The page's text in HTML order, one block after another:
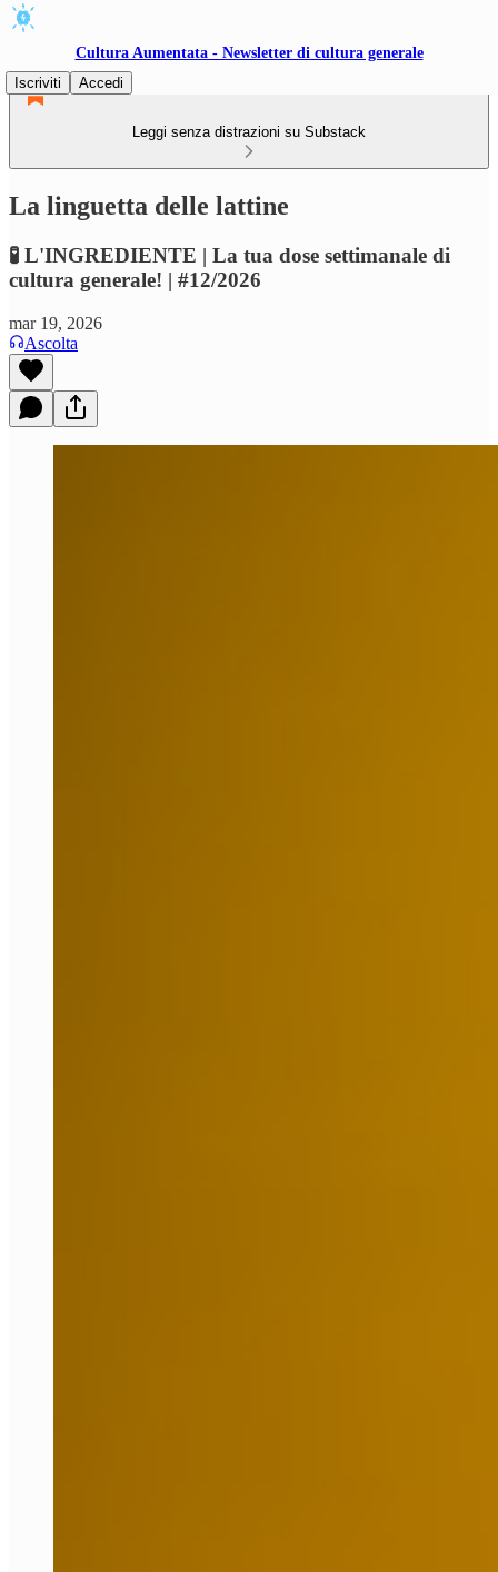
Cultura Aumentata - Newsletter di cultura generale
Iscriviti
Accedi
Leggi senza distrazioni su Substack
La linguetta delle lattine
🧪 L'INGREDIENTE | La tua dose settimanale di
cultura generale! | #12/2026
mar 19, 2026
Ascolta